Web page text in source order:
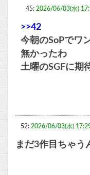
45: 2026/06/03(水)
>>42
今朝のSoPでワ
無かったわ
土曜のSGFに期
52: 2026/06/03(水)
まだ3作目ちゃう